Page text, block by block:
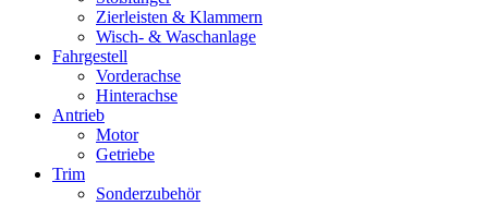
Zierleisten & Klammern
Wisch- & Waschanlage
Fahrgestell
Vorderachse
Hinterachse
Antrieb
Motor
Getriebe
Trim
Sonderzubehör